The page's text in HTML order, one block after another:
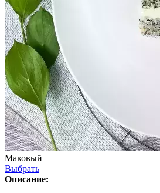
Маковый
Выбрать
Описание: